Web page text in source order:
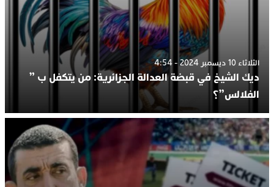
الثلاثاء 10 ديسمبر 2024 - 4:54
ديك الشيخ في قبضة العدالة الجزائرية: من يتكفل ب ”
الفلالس”؟